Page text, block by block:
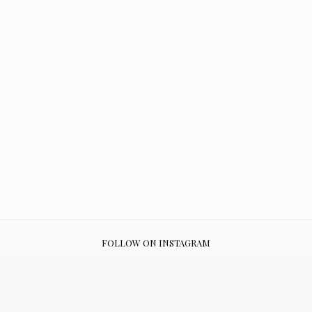
FOLLOW ON INSTAGRAM